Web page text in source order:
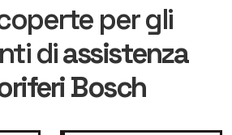
per gli
diassistenza
Bosch